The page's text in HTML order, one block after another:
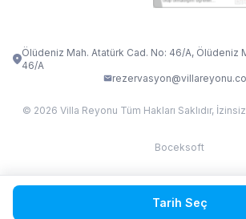
VILLA ELMALI
Ölüdeniz Mah. Atatürk Cad. No: 46/A, Ölüdeniz
46/A
© 2026 Villa Reyonu Tüm Hakları Saklıdır,
Boceksoft
Tarih Seç